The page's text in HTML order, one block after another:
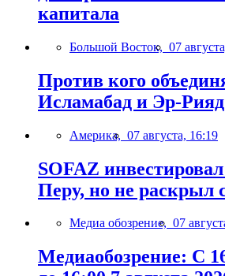
капитала
Большой Восток, 07
Против кого
Исламабад и Эр-
Америка, 07 августа, 16:19
SOFAZ
Перу, но не раскрыл
Медиа обозрение, 07
Медиаобозрение: С